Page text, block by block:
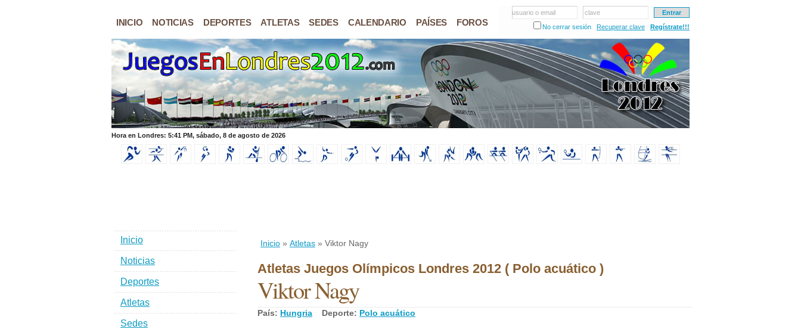
INICIO NOTICIAS DEPORTES ATLETAS SEDES CALENDARIO PAÍSES FOROS
usuario o email
clave
No cerrar sesión
Recuperar clave Regístrate!!!
Hora en Londres: 5:41 PM, sábado, 8 de agosto de 2026
Inicio » Atletas » Viktor Nagy
Atletas Juegos Olímpicos Londres 2012 ( Polo acuático )
Viktor Nagy
País: Hungria Deporte: Polo acuático
Inicio
Noticias
Deportes
Atletas
Sedes